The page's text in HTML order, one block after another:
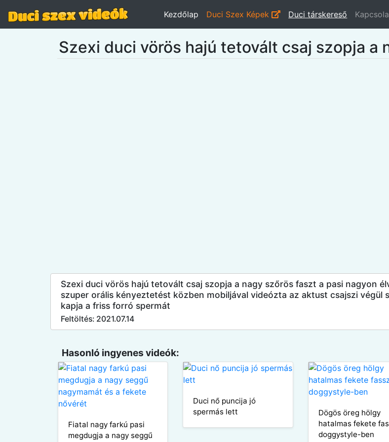
Kezdőlap Duci Szex Képek Duci társkereső
Szexi duci vörös hajú tetovált csaj szopja a
Szexi duci vörös hajú tetovált csaj szopja a nagy szőrös faszt a pasi nagyon
szuper orális kényeztetést közben mobiljával videózta az aktust csajszi végül
kapja a friss forró spermát
Feltöltés: 2021.07.14
Hasonló ingyenes videók:
Fiatal nagy farkú pasi
megdugja a nagy seggű
Duci nő puncija jó
spermás lett
Dögös öreg hölgy
hatalmas fekete
doggystyle-ben